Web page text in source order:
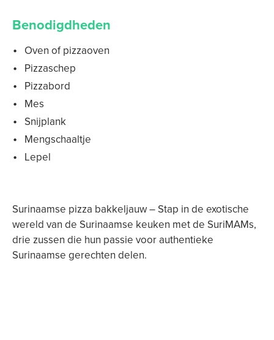
Benodigdheden
Oven of pizzaoven
Pizzaschep
Pizzabord
Mes
Snijplank
Mengschaaltje
Lepel
Surinaamse pizza bakkeljauw – Stap in de exotische
wereld van de Surinaamse keuken met de SuriMAMs,
drie zussen die hun passie voor authentieke
Surinaamse gerechten delen.